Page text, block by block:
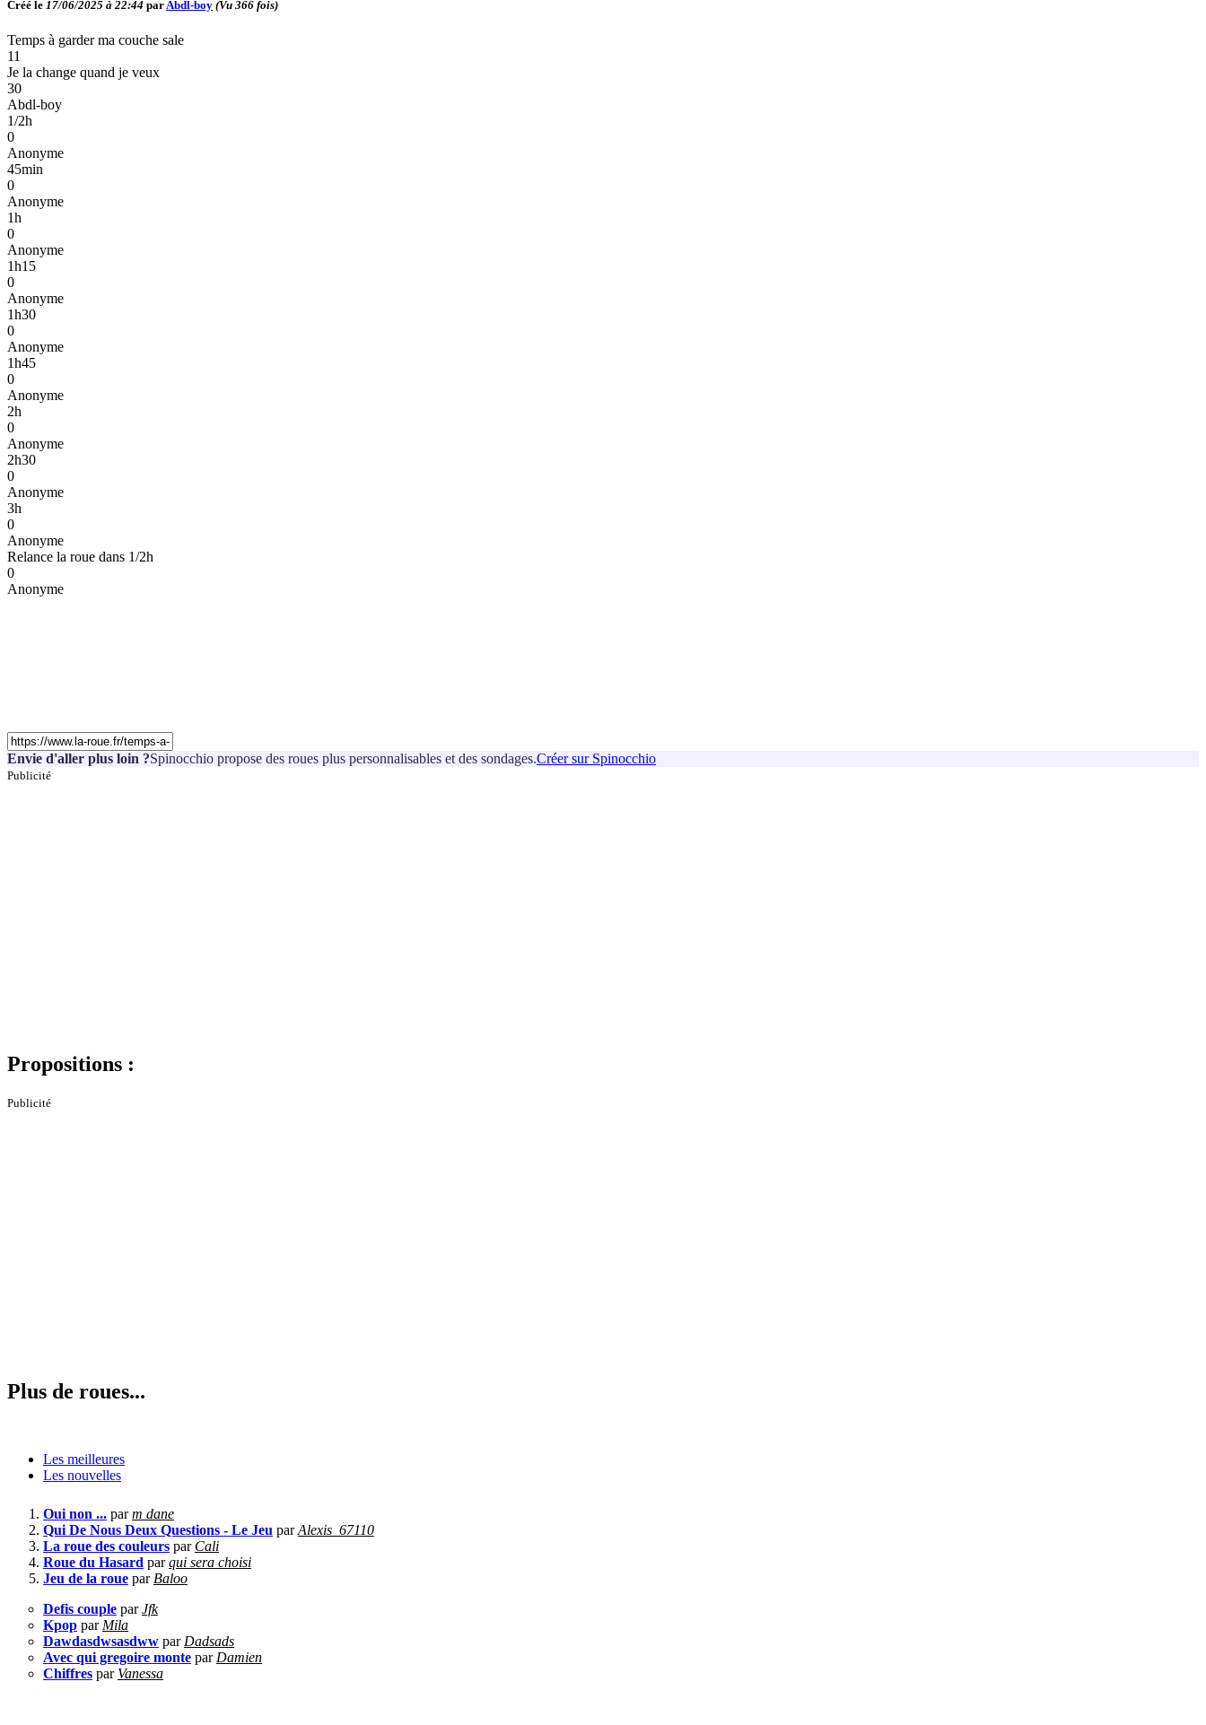
Créé le 17/06/2025 à 22:44 par Abdl-boy (Vu 366 fois)
Temps à garder ma couche sale
11
Je la change quand je veux
30
Abdl-boy
1/2h
0
Anonyme
45min
0
Anonyme
1h
0
Anonyme
1h15
0
Anonyme
1h30
0
Anonyme
1h45
0
Anonyme
2h
0
Anonyme
2h30
0
Anonyme
3h
0
Anonyme
Relance la roue dans 1/2h
0
Anonyme
Envie d'aller plus loin ?Spinocchio propose des roues plus personnalisables et des sondages.Créer sur Spinocchio
Publicité
Propositions :
Publicité
Plus de roues...
Les meilleures
Les nouvelles
Oui non ... parm dane
Qui De Nous Deux Questions - Le Jeu parAlexis_67110
La roue des couleurs par Cali
Roue du Hasard parqui sera choisi
Jeu de la roue par Baloo
Defis couple parJfk
Kpop par Mila
Dawdasdwsasdww par Dadsads
Avec qui gregoire monte par Damien
Chiffres par Vanessa